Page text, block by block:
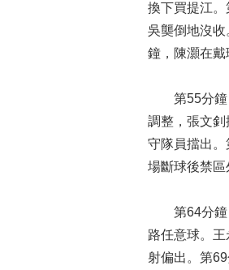
換下買提江
吳龑倒地沒
鐘，陳灝在戴
第55分鐘，
調整，張文
守隊員擋出
場斷球後禁區
第64分鐘，
路任意球。
射偏出。第